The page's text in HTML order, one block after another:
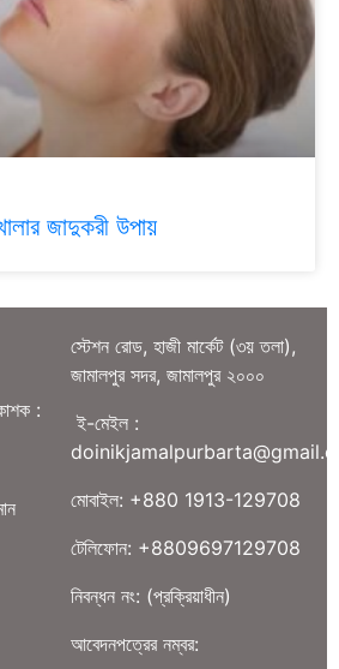
জাদুকরী উপায়
:
স্টেশন রোড, হাজী মার্কেট (৩য় তলা),
জামালপুর সদর, জামালপুর ২০০০
ই-মেইল :
মোবাইল: +880 1913-129708
টেলিফোন: +8809697129708
নিবন্ধন নং: (প্রক্রিয়াধীন)
আবেদনপত্রের নম্বর: